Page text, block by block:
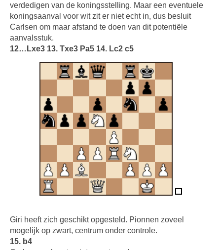
verdedigen van de koningsstelling. Maar een eventuele
koningsaanval voor wit zit er niet echt in, dus besluit
Carlsen om maar afstand te doen van dit potentiële
aanvalsstuk.
12…Lxe3 13. Txe3 Pa5 14. Lc2 c5
Giri heeft zich geschikt opgesteld. Pionnen zoveel
mogelijk op zwart, centrum onder controle.
15. b4